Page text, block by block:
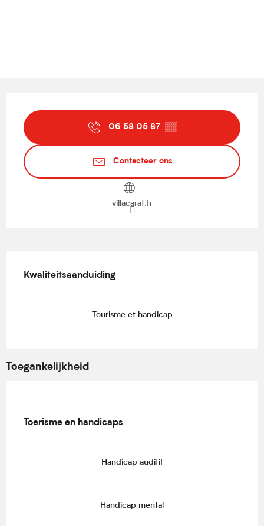
06 58 05 87 ▒▒
Contacteer ons
villacarat.fr
Kwaliteitsaanduiding
Kwaliteitsaanduiding
Tourisme et handicap
Toegankelijkheid
Toerisme en handicaps
Toerisme en handicaps
Handicap auditif
Handicap mental